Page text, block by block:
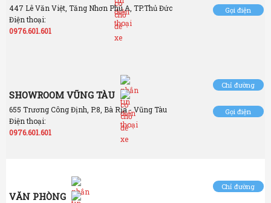
447 Lê Văn Việt, Tăng Nhơn Phú A, TP.Thủ Đức
Điện thoại:
0976.601.601
Gọi điện
SHOWROOM VŨNG TÀU
655 Trương Công Định, P.8, Bà Rịa - Vũng Tàu
Điện thoại:
0976.601.601
Chỉ đường
Gọi điện
VĂN PHÒNG
Chỉ đường